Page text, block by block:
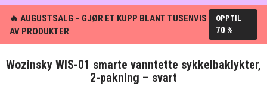
🔥 AUGUSTSALG – GJØR ET KUPP BLANT TUSENVIS
AV PRODUKTER
OPPTIL
70 %
Wozinsky WIS-01 smarte vanntette sykkelbaklykter,
2-pakning – svart